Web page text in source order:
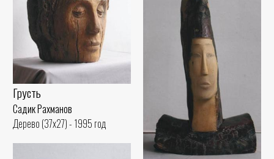
Грусть
Садик Рахманов
Дерево (37x27) - 1995 год